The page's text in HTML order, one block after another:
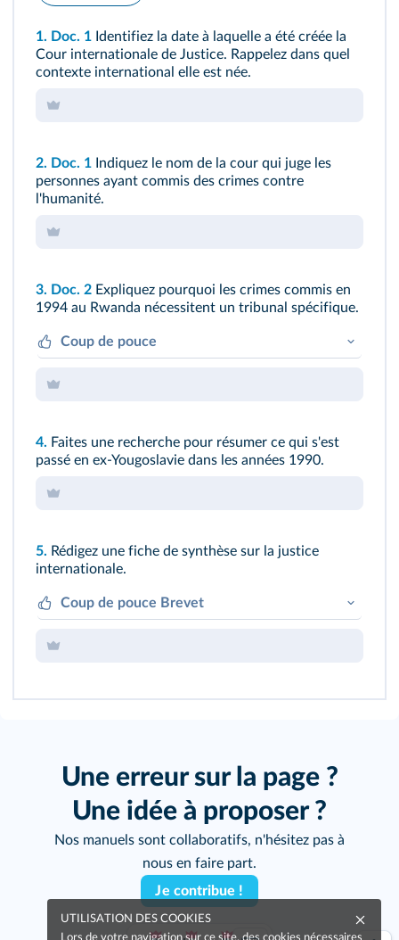
1. Doc. 1 Identifiez la date à laquelle a été créée la
Cour internationale de Justice. Rappelez dans quel
contexte international elle est née.
2. Doc. 1 Indiquez le nom de la cour qui juge les
personnes ayant commis des crimes contre
l'humanité.
3. Doc. 2 Expliquez pourquoi les crimes commis en
1994 au Rwanda nécessitent un tribunal spécifique.
Coup de pouce
4. Faites une recherche pour résumer ce qui s'est
passé en ex-Yougoslavie dans les années 1990.
5. Rédigez une fiche de synthèse sur la justice
internationale.
Coup de pouce Brevet
y a des cours spécifiques.
Une erreur sur la page ?
Une idée à proposer ?
Nos manuels sont collaboratifs, n'hésitez pas à
nous en faire part.
Je contribue !
UTILISATION DES COOKIES